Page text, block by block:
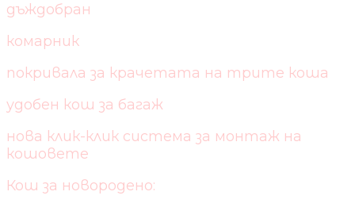
дъждобран
комарник
покривала за крачетата на трите коша
удобен кош за багаж
нова клик-клик система за монтаж на
кошовете
Кош за новородено: